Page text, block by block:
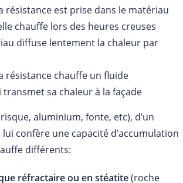
résistance est prise dans le matériau
chauffe lors des heures creuses
diffuse lentement la chaleur par
résistance chauffe un fluide
sa chaleur à la façade
aluminium, fonte, etc), d’un
confère une capacité d’accumulation
différents:
réfractaire ou en stéatite(roche